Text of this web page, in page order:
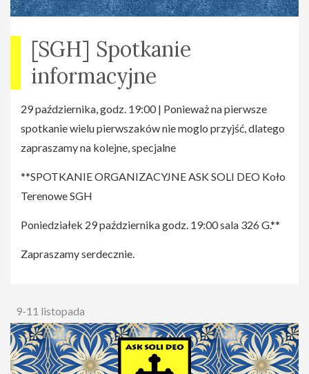
[SGH] Spotkanie
informacyjne
29 października, godz. 19:00 | Ponieważ na pierwsze
spotkanie wielu pierwszaków nie moglo przyjść, dlatego
zapraszamy na kolejne, specjalne
**SPOTKANIE ORGANIZACYJNE ASK SOLI DEO Koło
Terenowe SGH
Poniedziałek 29 października godz. 19:00 sala 326 G.**
Zapraszamy serdecznie.
9-11 listopada